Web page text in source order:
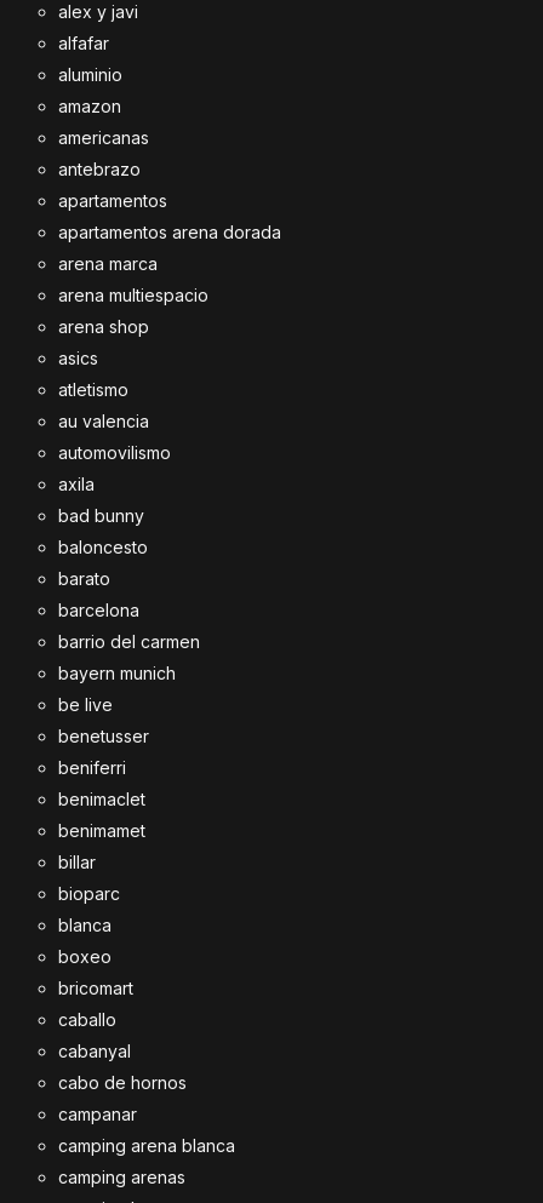
alex y javi
alfafar
aluminio
amazon
americanas
antebrazo
apartamentos
apartamentos arena dorada
arena marca
arena multiespacio
arena shop
asics
atletismo
au valencia
automovilismo
axila
bad bunny
baloncesto
barato
barcelona
barrio del carmen
bayern munich
be live
benetusser
beniferri
benimaclet
benimamet
billar
bioparc
blanca
boxeo
bricomart
caballo
cabanyal
cabo de hornos
campanar
camping arena blanca
camping arenas